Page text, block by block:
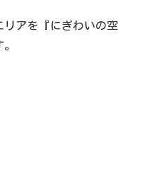
アを『にぎわいの空